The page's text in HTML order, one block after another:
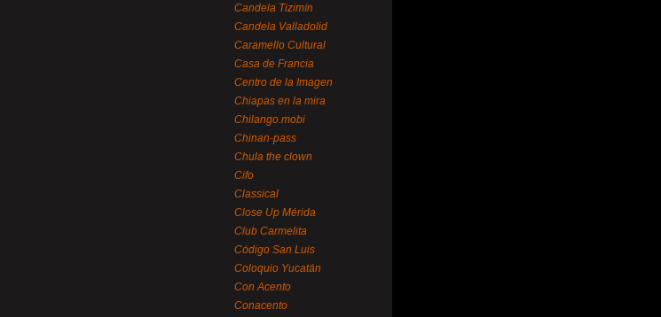
Candela Tizimín
Candela Valladolid
Caramello Cultural
Casa de Francia
Centro de la Imagen
Chiapas en la mira
Chilango.mobi
Chinan-pass
Chula the clown
Cifo
Classical
Close Up Mérida
Club Carmelita
Código San Luis
Coloquio Yucatán
Con Acento
Conacento